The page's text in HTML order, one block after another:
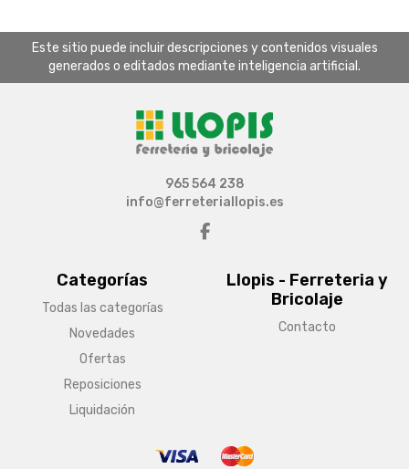
Este sitio puede incluir descripciones y contenidos visuales
generados o editados mediante inteligencia artificial.
Categorías
Todas las categorías
Novedades
Ofertas
Reposiciones
Liquidación
Llopis - Ferreteria y
Bricolaje
Contacto
965 564 238
info@ferreteriallopis.es